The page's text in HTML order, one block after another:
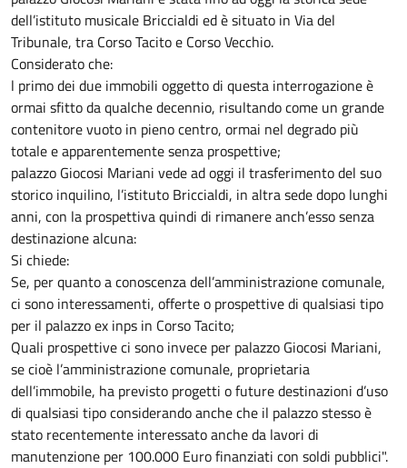
dell’istituto musicale Briccialdi ed è situato in Via del
Tribunale, tra Corso Tacito e Corso Vecchio.
Considerato che:
l primo dei due immobili oggetto di questa interrogazione è
ormai sfitto da qualche decennio, risultando come un grande
contenitore vuoto in pieno centro, ormai nel degrado più
totale e apparentemente senza prospettive;
palazzo Giocosi Mariani vede ad oggi il trasferimento del suo
storico inquilino, l’istituto Briccialdi, in altra sede dopo lunghi
anni, con la prospettiva quindi di rimanere anch’esso senza
destinazione alcuna:
Si chiede:
Se, per quanto a conoscenza dell’amministrazione comunale,
ci sono interessamenti, offerte o prospettive di qualsiasi tipo
per il palazzo ex inps in Corso Tacito;
Quali prospettive ci sono invece per palazzo Giocosi Mariani,
se cioè l’amministrazione comunale, proprietaria
dell’immobile, ha previsto progetti o future destinazioni d’uso
di qualsiasi tipo considerando anche che il palazzo stesso è
stato recentemente interessato anche da lavori di
manutenzione per 100.000 Euro finanziati con soldi pubblici".